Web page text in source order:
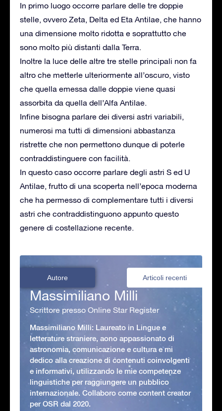
In primo luogo occorre parlare delle tre doppie
stelle, ovvero Zeta, Delta ed Eta Antilae, che hanno
una dimensione molto ridotta e soprattutto che
sono molto più distanti dalla Terra.
Inoltre la luce delle altre tre stelle principali non fa
altro che metterle ulteriormente all’oscuro, visto
che quella emessa dalle doppie viene quasi
assorbita da quella dell’Alfa Antilae.
Infine bisogna parlare dei diversi astri variabili,
numerosi ma tutti di dimensioni abbastanza
ristrette che non permettono dunque di poterle
contraddistinguere con facilità.
In questo caso occorre parlare degli astri S ed U
Antilae, frutto di una scoperta nell’epoca moderna
che ha permesso di complementare tutti i diversi
astri che contraddistinguono appunto questo
genere di costellazione recente.
Autore Articoli recenti
Massimiliano Milli
Scrittore presso Online Star Register
Massimiliano Milli: Laureato in Lingue e
letterature straniere, aono appassionato di
astronomia, comunicazione e cultura e mi
dedico alla creazione di contenuti coinvolgenti
e informativi, utilizzando le mie competenze
linguistiche per raggiungere un pubblico
internazionale. Collaboro come content creator
per OSR dal 2020.